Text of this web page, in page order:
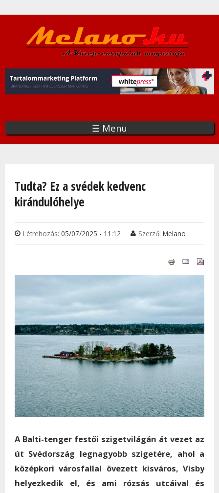
a
tartalomra
☰ Menu
Tudta? Ez a svédek kedvenc
kirándulóhelye
Létrehozás: 05/07/2025 - 11:12 Szerző: Melano
A Balti-tenger festői szigetvilágán át vezet az
út Svédország legnagyobb szigetére, ahol a
középkori városfallal övezett kisváros, Visby
helyezkedik el, és ami rózsás utcáival és